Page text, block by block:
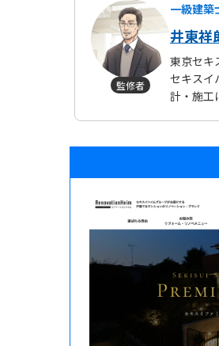
監修者
一級建築
井東祥
東京セキ
セキスイ
計・施工